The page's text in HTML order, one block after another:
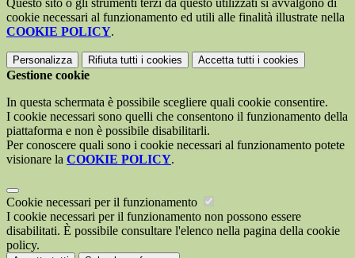
Questo sito o gli strumenti terzi da questo utilizzati si avvalgono di
cookie necessari al funzionamento ed utili alle finalità illustrate nella
COOKIE POLICY.
Personalizza Rifiuta tutti i cookies Accetta tutti i cookies
Gestione cookie
In questa schermata è possibile scegliere quali cookie consentire.
I cookie necessari sono quelli che consentono il funzionamento della
piattaforma e non è possibile disabilitarli.
Per conoscere quali sono i cookie necessari al funzionamento potete
visionare la COOKIE POLICY.
Cookie necessari per il funzionamento
I cookie necessari per il funzionamento non possono essere
disabilitati. È possibile consultare l'elenco nella pagina della cookie
policy.